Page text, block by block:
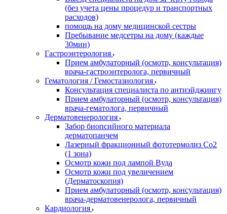
(без учета цены процедур и транспортных
расходов)
помощь на дому медицинской сестры
Пребывание медсетры на дому (каждые
30мин)
Гастроэнтерология
Прием амбулаторный (осмотр, консультация)
врача-гастроэнтеролога, первичный
Гематология / Гемостазиология
Консультация специалиста по антиэйджингу
Прием амбулаторный (осмотр, консультация)
врача-гематолога, первичный
Дерматовенерология
Забор биопсийного материала
дерматопанчем
Лазерный фракционный фототермолиз Со2
(1 зона)
Осмотр кожи под лампой Вуда
Осмотр кожи под увеличением
(Дерматоскопия)
Прием амбулаторный (осмотр, консультация)
врача-дерматовенеролога, первичный
Кардиология